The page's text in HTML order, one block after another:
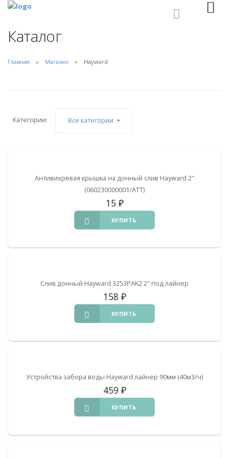
Каталог
Главная Магазин Hayward
Категории: Все категории
Антивихревая крышка на донный слив Hayward 2″
(060230000001/ATT)
15 ₽
КУПИТЬ
Слив донный Hayward 3253PAK2 2″ под лайнер
158 ₽
КУПИТЬ
Устройства забора воды Hayward лайнер 90мм (40м3/ч)
459 ₽
КУПИТЬ